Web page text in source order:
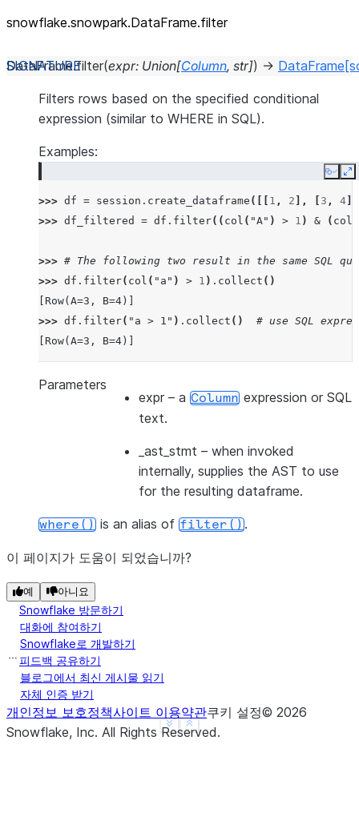
snowflake.snowpark.DataFrame.filter
DataFrame.filter(expr: Union[Column, str]) → DataFrame
Filters rows based on the specified conditional
expression (similar to WHERE in SQL).
Examples:
Copy
>>> df = session . create_dataframe ([[ 1 , 2 ], 3 , 4
>>> df_filtered = df . filter(( col ( "A" ) > 1 ) & ( col
>>> # The following two result in the same SQL
>>> df . filter( col ( "a" ) > 1 ) . collect ()
[Row(A=3, B=4)]
>>> df . filter( "a > 1" ) . collect ()
# use SQL
[Row(A=3, B=4)]
Show less
See more
Parameters
expr – a Column expression or SQL
text.
_ast_stmt – when invoked
internally, supplies the AST to use
for the resulting dataframe.
where() is an alias of filter().
이 페이지가 도움이 되었습니까?
예 아니요
Snowflake 방문하기
대화에 참여하기
Snowflake로 개발하기
피드백 공유하기
블로그에서 최신 게시물 읽기
자체 인증 받기
개인정보 보호정책사이트 이용약관쿠키 설정© 2026
Snowflake, Inc. All Rights Reserved.